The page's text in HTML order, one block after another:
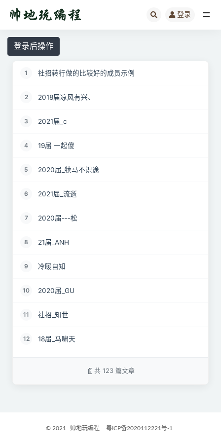
登录
登录后操作
1 社招转行做的比较好的成员示例
2 2018届凉风有兴、
3 2021届_c
4 19届 一起傻
5 2020届_犊马不识途
6 2021届_流逝
7 2020届---松
8 21届_ANH
9 冷暖自知
10 2020届_GU
11 社招_知世
12 18届_马啸天
共 123 篇文章
© 2021 帅地玩编程 粤ICP备2020112221号-1